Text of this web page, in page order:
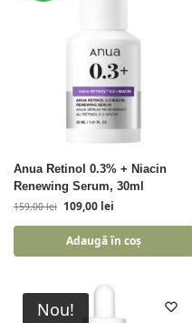
Anua Retinol 0.3% + Niacin
Renewing Serum, 30ml
159,00lei 109,00 lei
Adaugă în coș
Nou!